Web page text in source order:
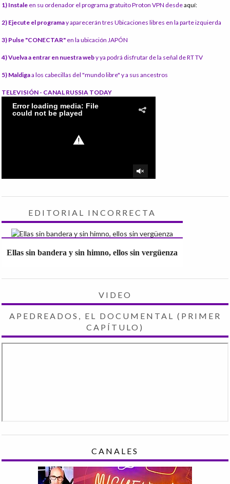
1) Instale en su ordenador el programa gratuito Proton VPN desdeaquí:
2) Ejecute el programay aparecerán tres Ubicaciones libres en la parte izquierda
3) Pulse "CONECTAR" en la ubicación JAPÓN
4) Vuelva a entrar en nuestra weby ya podrá disfrutar de la señal de RT TV
5) Maldigaa los cabecillas del "mundo libre" y a sus ancestros
TELEVISIÓN - CANAL RUSSIA TODAY
EDITORIAL INCORRECTA
Ellas sin bandera y sin himno, ellos sin vergüenza
VIDEO
APEDREADOS, EL DOCUMENTAL (PRIMER
CAPÍTULO)
CANALES